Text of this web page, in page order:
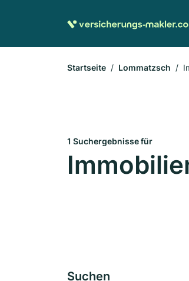
Startseite Lommatzsch
1 Suchergebnisse für
Suchen